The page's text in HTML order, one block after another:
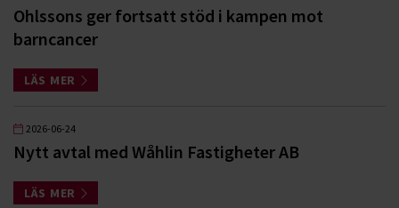
Ohlssons ger fortsatt stöd i kampen mot
barncancer
LÄS MER
2026-06-24
Nytt avtal med Wåhlin Fastigheter AB
LÄS MER